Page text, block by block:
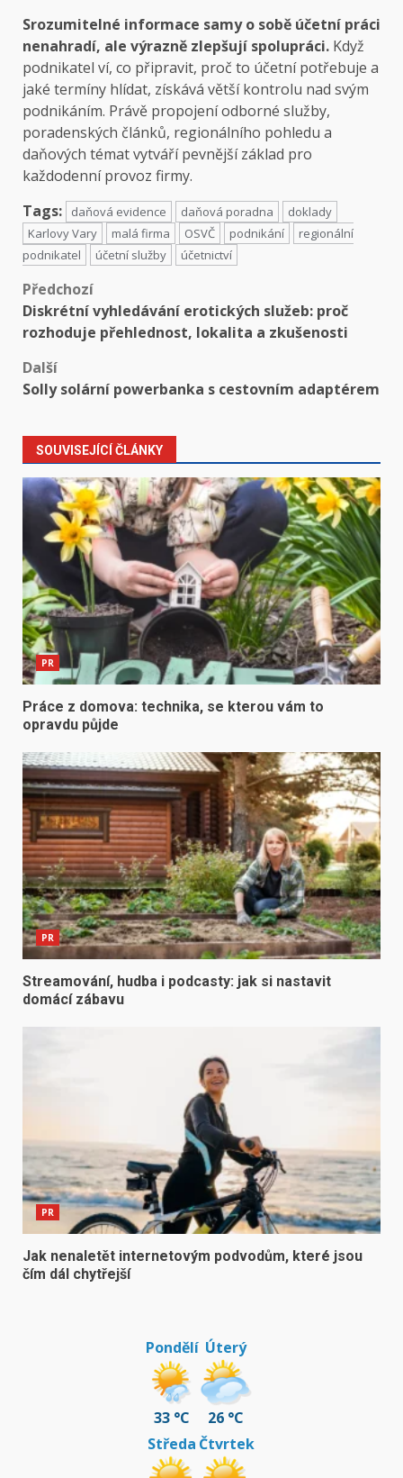
Srozumitelné informace samy o sobě účetní práci
nenahradí, ale výrazně zlepšují spolupráci. Když
podnikatel ví, co připravit, proč to účetní potřebuje a
jaké termíny hlídat, získává větší kontrolu nad svým
podnikáním. Právě propojení odborné služby,
poradenských článků, regionálního pohledu a
daňových témat vytváří pevnější základ pro
každodenní provoz firmy.
Tags:
daňová evidence daňová poradna
doklady
Karlovy Vary
malá firma OSVČ podnikání
regionální
podnikatel
účetní služby účetnictví
Předchozí
Diskrétní vyhledávání erotických služeb: proč
rozhoduje přehlednost, lokalita a zkušenosti
Další
Solly solární powerbanka s cestovním adaptérem
SOUVISEJÍCÍ ČLÁNKY
PR
Práce z domova: technika, se kterou vám to
opravdu půjde
PR
Streamování, hudba i podcasty: jak si nastavit
domácí zábavu
PR
Jak nenaletět internetovým podvodům, které jsou
čím dál chytřejší
Pondělí
33 °C
Úterý
26 °C
Středa Čtvrtek